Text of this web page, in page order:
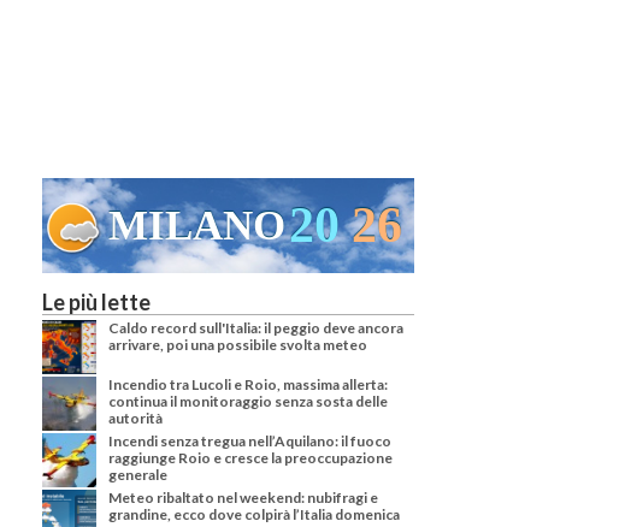
MILANO20 26
Le più lette
Caldo record sull'Italia: il peggio deve ancora
arrivare, poi una possibile svolta meteo
Incendio tra Lucoli e Roio, massima allerta:
continua il monitoraggio senza sosta delle
autorità
Incendi senza tregua nell’Aquilano: il fuoco
raggiunge Roio e cresce la preoccupazione
generale
Meteo ribaltato nel weekend: nubifragi e
grandine, ecco dove colpirà l’Italia domenica